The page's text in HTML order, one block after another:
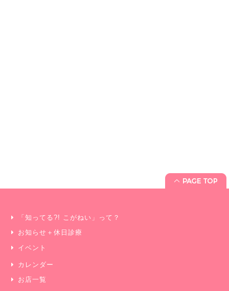
「知ってる?! こがねい」って？
お知らせ＋休日診療
イベント
カレンダー
お店一覧